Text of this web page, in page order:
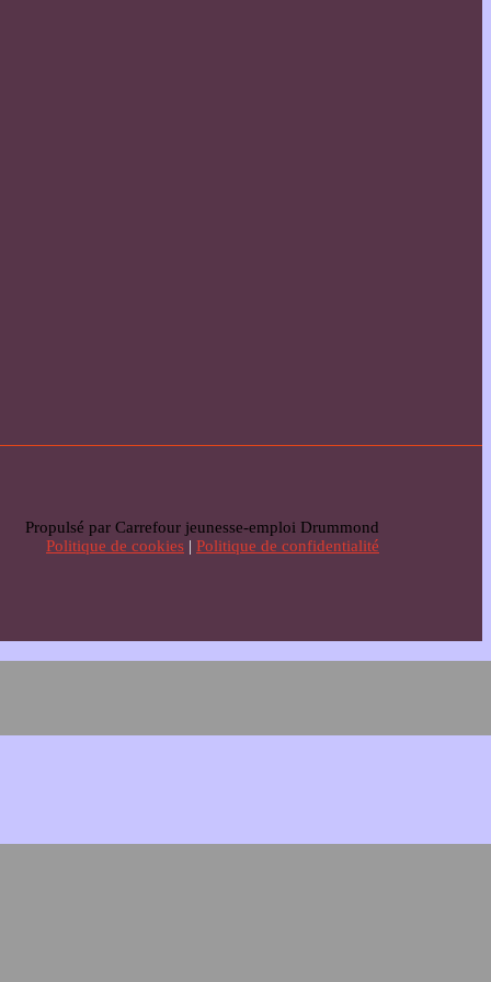
Propulsé par Carrefour jeunesse-emploi Drummond
Politique de cookies | Politique de confidentialité